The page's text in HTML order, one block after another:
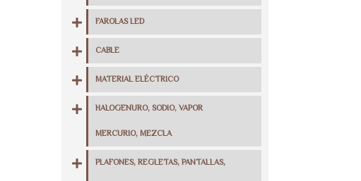
FAROLAS LED
CABLE
MATERIAL ELÉCTRICO
HALOGENURO, SODIO, VAPOR
MERCURIO, MEZCLA
PLAFONES, REGLETAS, PANTALLAS,